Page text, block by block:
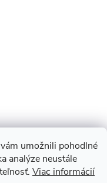
umožnili pohodlné
analýze neustále
Viac informácií
Stavby
Obhliadka zdarma